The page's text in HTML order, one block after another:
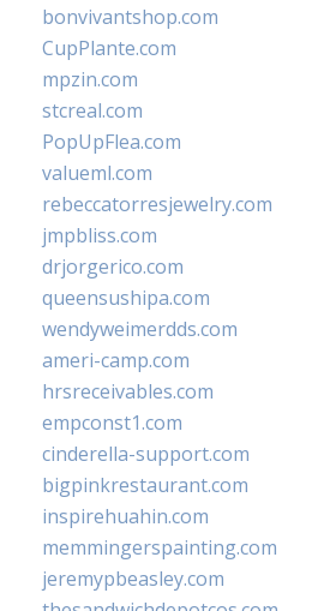
bonvivantshop.com
CupPlante.com
mpzin.com
stcreal.com
PopUpFlea.com
valueml.com
rebeccatorresjewelry.com
jmpbliss.com
drjorgerico.com
queensushipa.com
wendyweimerdds.com
ameri-camp.com
hrsreceivables.com
empconst1.com
cinderella-support.com
bigpinkrestaurant.com
inspirehuahin.com
memmingerspainting.com
jeremypbeasley.com